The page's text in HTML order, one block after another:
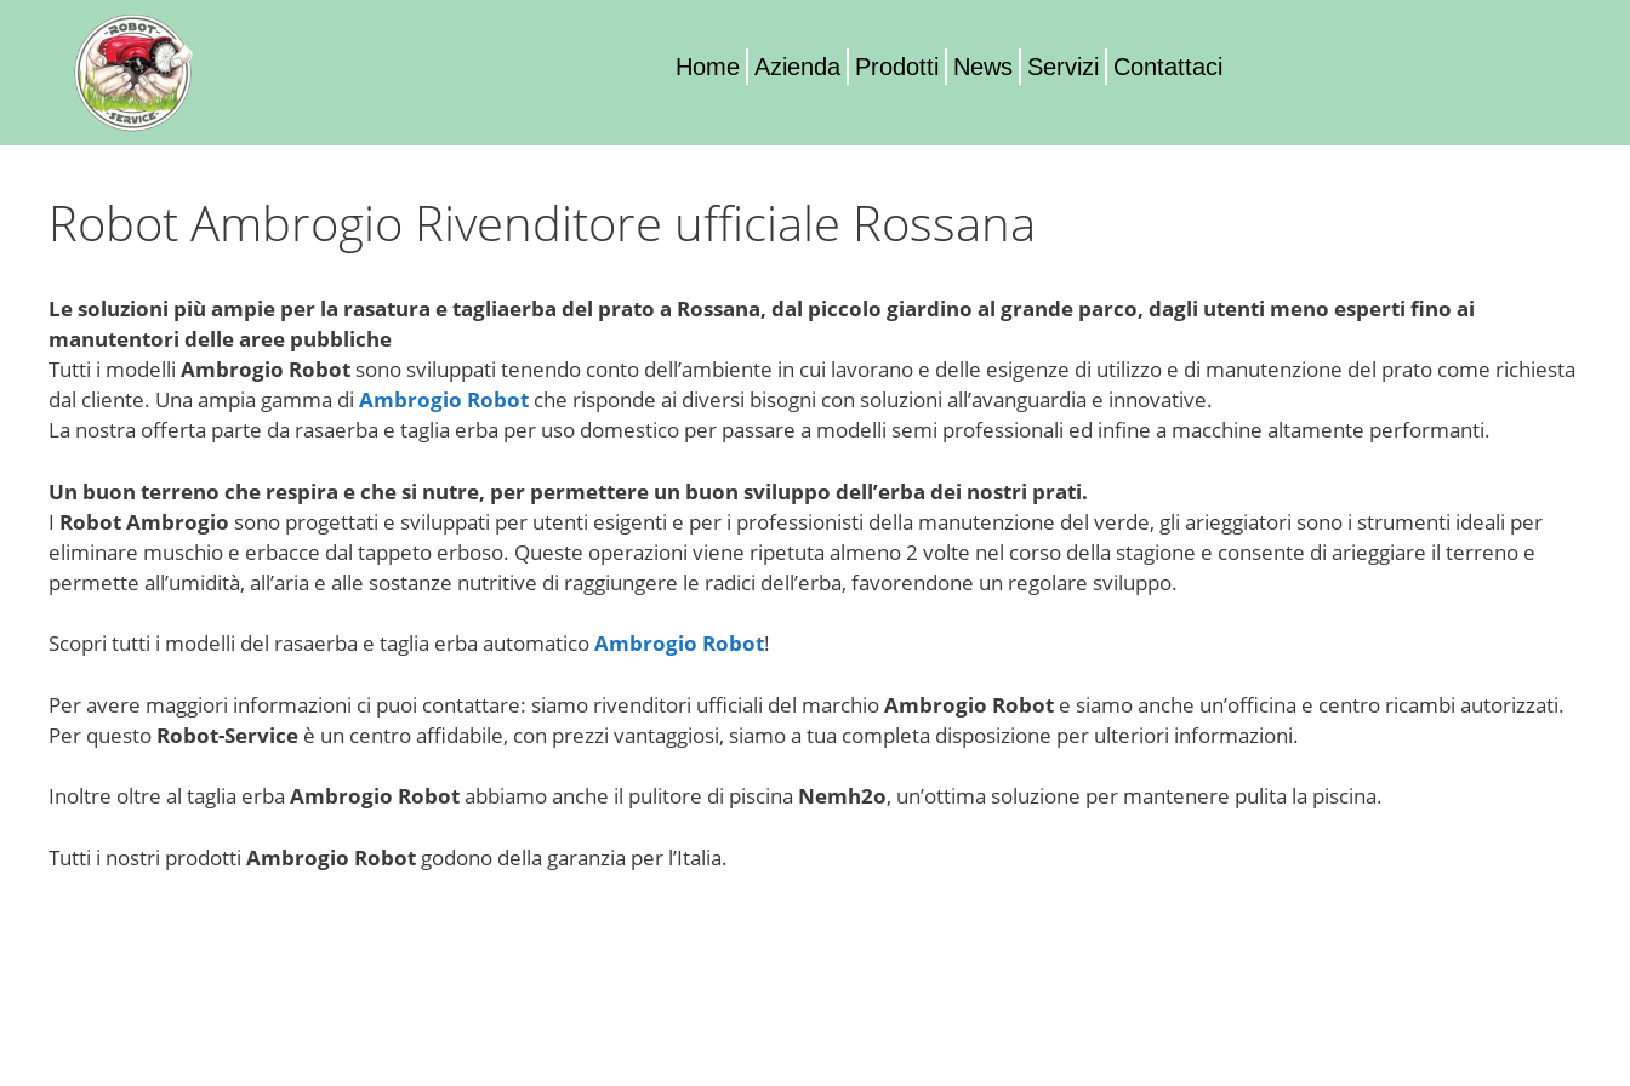
Home Azienda Prodotti News Servizi Contattaci
Robot Ambrogio Rivenditore ufficiale Rossana
Le soluzioni più ampie per la rasatura e tagliaerba del prato a Rossana, dal piccolo giardino al grande parco, dagli utenti meno esperti fino ai
manutentori delle aree pubbliche
Tutti i modelli Ambrogio Robot sono sviluppati tenendo conto dell’ambiente in cui lavorano e delle esigenze di utilizzo e di manutenzione del prato come richiesta
dal cliente. Una ampia gamma di Ambrogio Robot che risponde ai diversi bisogni con soluzioni all’avanguardia e innovative.
La nostra offerta parte da rasaerba e taglia erba per uso domestico per passare a modelli semi professionali ed infine a macchine altamente performanti.
Un buon terreno che respira e che si nutre, per permettere un buon sviluppo dell’erba dei nostri prati.
I Robot Ambrogio sono progettati e sviluppati per utenti esigenti e per i professionisti della manutenzione del verde, gli arieggiatori sono i strumenti ideali per
eliminare muschio e erbacce dal tappeto erboso. Queste operazioni viene ripetuta almeno 2 volte nel corso della stagione e consente di arieggiare il terreno e
permette all’umidità, all’aria e alle sostanze nutritive di raggiungere le radici dell’erba, favorendone un regolare sviluppo.
Scopri tutti i modelli del rasaerba e taglia erba automaticoAmbrogio Robot!
Per avere maggiori informazioni ci puoi contattare: siamo rivenditori ufficiali del marchioAmbrogio Robot e siamo anche un’officina e centro ricambi autorizzati.
Per questo Robot-Service è un centro affidabile, con prezzi vantaggiosi, siamo a tua completa disposizione per ulteriori informazioni.
Inoltre oltre al taglia erba Ambrogio Robotabbiamo anche il pulitore di piscina Nemh2o, un’ottima soluzione per mantenere pulita la piscina.
Tutti i nostri prodotti Ambrogio Robot godono della garanzia per l’Italia.